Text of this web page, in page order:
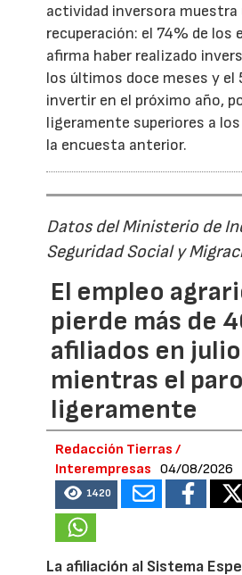
actividad inversora muestra
recuperación: el 74% de los
afirma haber realizado
los últimos doce meses y el
invertir en el próximo año,
ligeramente superiores a
la encuesta anterior.
Datos del Ministerio de
Seguridad Social y
El empleo
pierde más de
afiliados en julio
mientras el
ligeramente
Redacción Tierras /
Interempresas
04/08/2026
1420
La afiliación al Sistema